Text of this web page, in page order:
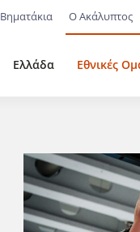
Βηματάκια Ο Ακάλυπτος
Ελλάδα Εθνικές